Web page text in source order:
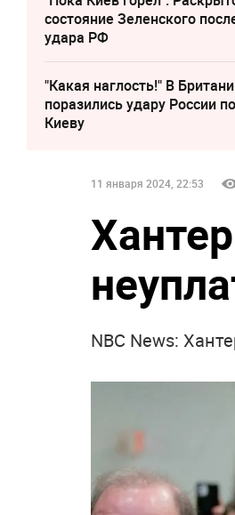
состояние Зеленского
удара РФ
"Какая наглость!" В
поразились удару России по
Киеву
11 января 2024, 22:53
NBC News: